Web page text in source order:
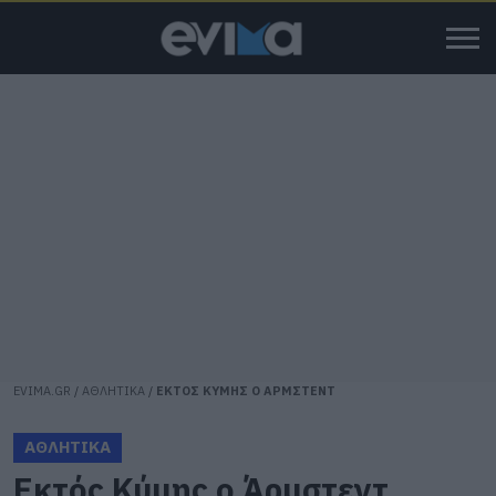
EVIMA.GR / ΑΘΛΗΤΙΚΑ / ΕΚΤΟΣ ΚΥΜΗΣ Ο ΑΡΜΣΤΕΝΤ
ΑΘΛΗΤΙΚΑ